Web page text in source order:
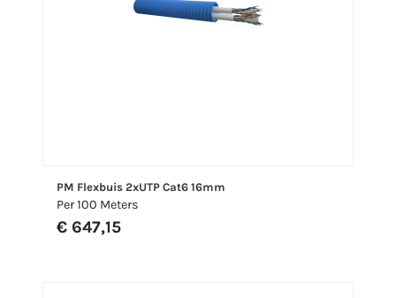
PM Flexbuis 2xUTP Cat6 16mm
Per 100 Meters
€ 647,15